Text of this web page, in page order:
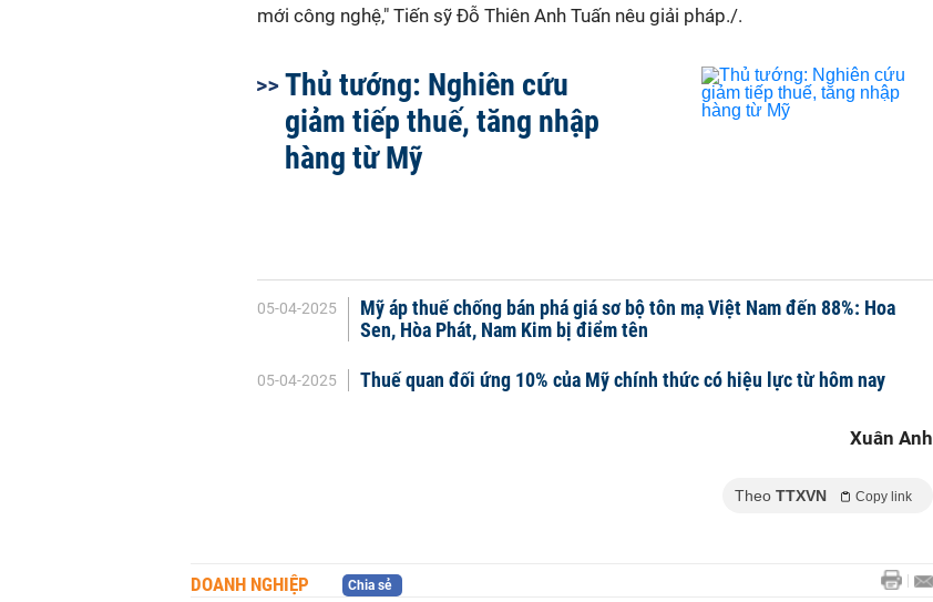
mới công nghệ," Tiến sỹ Đỗ Thiên Anh Tuấn nêu giải pháp./.
Thủ tướng: Nghiên cứu
giảm tiếp thuế, tăng nhập
hàng từ Mỹ
05-04-2025
Mỹ áp thuế chống bán phá giá sơ bộ tôn mạ Việt Nam đến 88%: Hoa
Sen, Hòa Phát, Nam Kim bị điểm tên
05-04-2025 Thuế quan đối ứng 10% của Mỹ chính thức có hiệu lực từ hôm nay
Xuân Anh
Theo TTXVN Copy link
DOANH NGHIỆP Chia sẻ